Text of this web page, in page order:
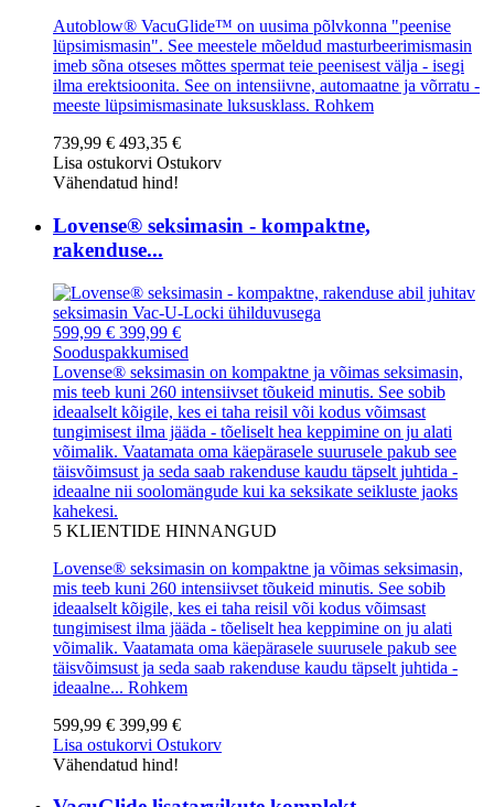
Autoblow® VacuGlide™ on uusima põlvkonna "peenise
lüpsimismasin". See meestele mõeldud masturbeerimismasin
imeb sõna otseses mõttes spermat teie peenisest välja - isegi
ilma erektsioonita. See on intensiivne, automaatne ja võrratu -
meeste lüpsimismasinate luksusklass. Rohkem
739,99 € 493,35 €
Lisa ostukorvi Ostukorv
Vähendatud hind!
Lovense® seksimasin - kompaktne,
rakenduse...
599,99 € 399,99 €
Sooduspakkumised
Lovense® seksimasin on kompaktne ja võimas seksimasin,
mis teeb kuni 260 intensiivset tõukeid minutis. See sobib
ideaalselt kõigile, kes ei taha reisil või kodus võimsast
tungimisest ilma jääda - tõeliselt hea keppimine on ju alati
võimalik. Vaatamata oma käepärasele suurusele pakub see
täisvõimsust ja seda saab rakenduse kaudu täpselt juhtida -
ideaalne nii soolomängude kui ka seksikate seikluste jaoks
kahekesi.
5 KLIENTIDE HINNANGUD
Lovense® seksimasin on kompaktne ja võimas seksimasin,
mis teeb kuni 260 intensiivset tõukeid minutis. See sobib
ideaalselt kõigile, kes ei taha reisil või kodus võimsast
tungimisest ilma jääda - tõeliselt hea keppimine on ju alati
võimalik. Vaatamata oma käepärasele suurusele pakub see
täisvõimsust ja seda saab rakenduse kaudu täpselt juhtida -
ideaalne... Rohkem
599,99 € 399,99 €
Lisa ostukorvi Ostukorv
Vähendatud hind!